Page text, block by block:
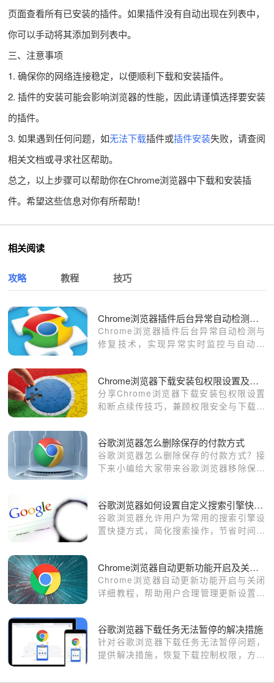
页面查看所有已安装的插件。如果插件没有自动出现在列表中，
你可以手动将其添加到列表中。
三、注意事项
1. 确保你的网络连接稳定，以便顺利下载和安装插件。
2. 插件的安装可能会影响浏览器的性能，因此请谨慎选择要安装
的插件。
3. 如果遇到任何问题，如无法下载插件或插件安装失败，请查阅
相关文档或寻求社区帮助。
总之，以上步骤可以帮助你在Chrome浏览器中下载和安装插
件。希望这些信息对你有所帮助！
相关阅读
攻略 教程 技巧
Chrome浏览器插件后台异常自动检测与修复技术
Chrome浏览器插件后台异常自动检测与
修复技术，实现异常实时监控与自动恢
Chrome浏览器下载安装包权限设置及断点续传
分享Chrome浏览器下载安装包权限设置
和断点续传技巧，兼顾权限安全与下载稳
谷歌浏览器怎么删除保存的付款方式
谷歌浏览器怎么删除保存的付款方式？接
下来小编给大家带来谷歌浏览器移除保存
谷歌浏览器如何设置自定义搜索引擎快捷方式
谷歌浏览器允许用户为常用的搜索引擎设
置快捷方式，简化搜索操作，节省时间。
方式。
Chrome浏览器自动更新功能开启及关闭操作教程
Chrome浏览器自动更新功能开启与关闭
详细教程，帮助用户合理管理更新设置，
谷歌浏览器下载任务无法暂停的解决措施
针对谷歌浏览器下载任务无法暂停问题，
提供解决措施，恢复下载控制权限，方便